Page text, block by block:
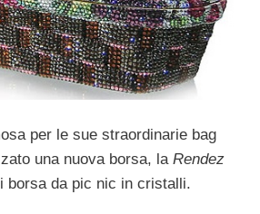
per le sue straordinarie bag
una nuova borsa, la Rendez
borsa da pic nic in cristalli.